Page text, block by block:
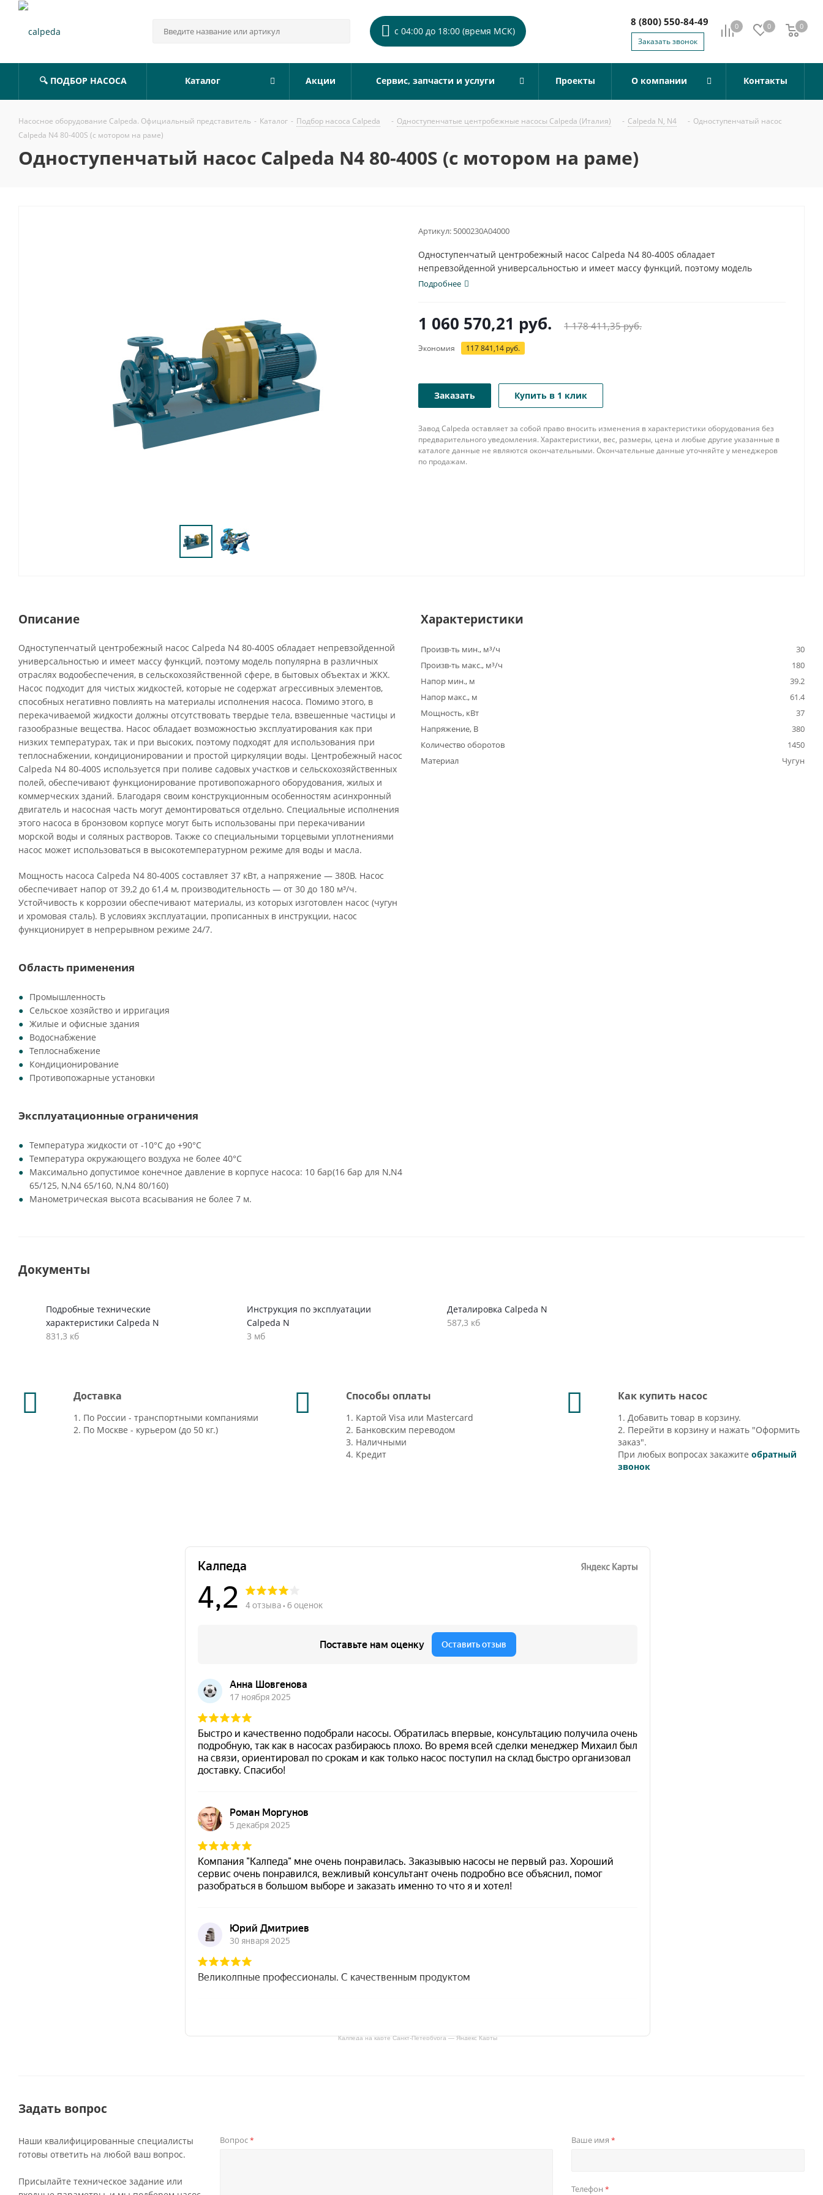
с 04:00 до 18:00 (время МСК) 0 0 0
0
8 (800) 550-84-49
Заказать звонок
🔍 ПОДБОР НАСОСА Каталог Акции Сервис, запчасти и услуги Проекты О компании Контакты
Насосное оборудование Calpeda. Официальный представитель - Каталог - Подбор насоса Calpeda - Одноступенчатые центробежные насосы Calpeda (Италия) - Calpeda N, N4 - Одноступенчатый насос
Calpeda N4 80-400S (с мотором на раме)
Одноступенчатый насос Calpeda N4 80-400S (с мотором на раме)
Артикул: 5000230A04000
Одноступенчатый центробежный насос Calpeda N4 80-400S обладает
непревзойденной универсальностью и имеет массу функций, поэтому модель
популярна в различных...
Подробнее
1 060 570,21 руб. 1 178 411,35руб.
Экономия 117 841,14 руб.
Заказать Купить в 1 клик
Завод Calpeda оставляет за собой право вносить изменения в характеристики оборудования без
предварительного уведомления. Характеристики, вес, размеры, цена и любые другие указанные в
каталоге данные не являются окончательными. Окончательные данные уточняйте у менеджеров
по продажам.
Описание
Одноступенчатый центробежный насос Calpeda N4 80-400S обладает непревзойденной
универсальностью и имеет массу функций, поэтому модель популярна в различных
отраслях водообеспечения, в сельскохозяйственной сфере, в бытовых объектах и ЖКХ.
Насос подходит для чистых жидкостей, которые не содержат агрессивных элементов,
способных негативно повлиять на материалы исполнения насоса. Помимо этого, в
перекачиваемой жидкости должны отсутствовать твердые тела, взвешенные частицы и
газообразные вещества. Насос обладает возможностью эксплуатирования как при
низких температурах, так и при высоких, поэтому подходят для использования при
теплоснабжении, кондиционировании и простой циркуляции воды. Центробежный насос
Calpeda N4 80-400S используется при поливе садовых участков и сельскохозяйственных
полей, обеспечивают функционирование противопожарного оборудования, жилых и
коммерческих зданий. Благодаря своим конструкционным особенностям асинхронный
двигатель и насосная часть могут демонтироваться отдельно. Специальные исполнения
этого насоса в бронзовом корпусе могут быть использованы при перекачивании
морской воды и соляных растворов. Также со специальными торцевыми уплотнениями
насос может использоваться в высокотемпературном режиме для воды и масла.
Мощность насоса Calpeda N4 80-400S составляет 37 кВт, а напряжение — 380В. Насос
обеспечивает напор от 39,2 до 61,4 м, производительность — от 30 до 180 м³/ч.
Устойчивость к коррозии обеспечивают материалы, из которых изготовлен насос (чугун
и хромовая сталь). В условиях эксплуатации, прописанных в инструкции, насос
функционирует в непрерывном режиме 24/7.
Область применения
Промышленность
Сельское хозяйство и ирригация
Жилые и офисные здания
Водоснабжение
Теплоснабжение
Кондиционирование
Противопожарные установки
Эксплуатационные ограничения
Температура жидкости от -10°C до +90°C
Температура окружающего воздуха не более 40°C
Максимально допустимое конечное давление в корпусе насоса: 10 бар(16 бар для N,N4
65/125, N,N4 65/160, N,N4 80/160)
Манометрическая высота всасывания не более 7 м.
Характеристики
Произв-ть мин., м³/ч
30
Произв-ть макс., м³/ч
180
Напор мин., м
39.2
Напор макс., м
61.4
Мощность, кВт
37
Напряжение, В
380
Количество оборотов
1450
Материал
Чугун
Документы
Подробные технические
характеристики Calpeda N
831,3 кб
Инструкция по эксплуатации
Calpeda N
3 мб
Деталировка Calpeda N
587,3 кб
Доставка
1. По России - транспортными компаниями
2. По Москве - курьером (до 50 кг.)
Способы оплаты
1. Картой Visa или Mastercard
2. Банковским переводом
3. Наличными
4. Кредит
Как купить насос
1. Добавить товар в корзину.
2. Перейти в корзину и нажать "Оформить
заказ".
При любых вопросах закажитеобратный
звонок
Калпеда на карте Санкт‑Петербурга — Яндекс Карты
Задать вопрос
Наши квалифицированные специалисты
готовы ответить на любой ваш вопрос.
Присылайте техническое задание или
Вопрос* Ваше имя*
Телефон*